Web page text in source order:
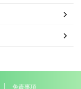
免責事項